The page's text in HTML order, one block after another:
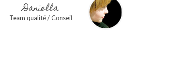
Daniella
Team qualité / Conseil